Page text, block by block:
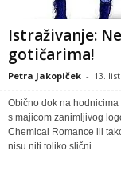
Istraživanje:
gotičarima!
Petra Jakopiček - 13.
Obično dok na
s majicom zanimljivog
Chemical Romance ili
nisu niti toliko slični....